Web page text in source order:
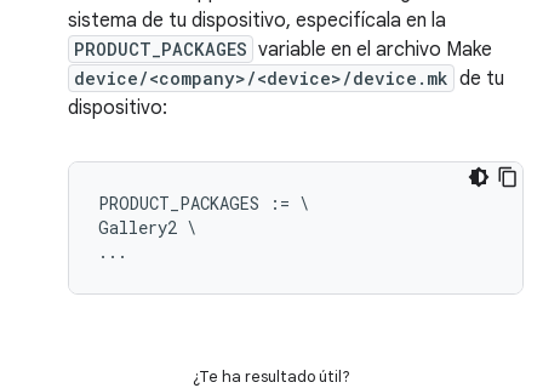
sistema de tu dispositivo, especifícala en la
PRODUCT_PACKAGES variable en el archivo Make
device/<company>/<device>/device.mk de tu
dispositivo:
PRODUCT_PACKAGES := \
Gallery2 \
¿Te ha resultado útil?